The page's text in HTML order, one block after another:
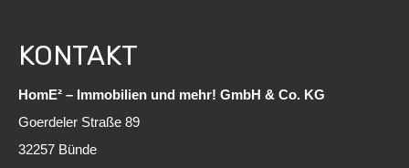
KONTAKT
HomE² – Immobilien und mehr! GmbH & Co. KG
Goerdeler Straße 89
32257 Bünde